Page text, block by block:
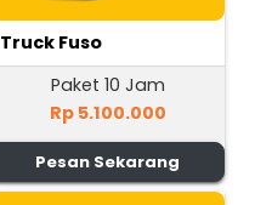
Truck Fuso
Paket 10 Jam
Rp 5.100.000
Pesan Sekarang